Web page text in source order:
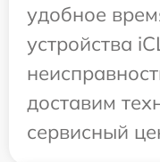
удобное
устройства
доставим
сервисный